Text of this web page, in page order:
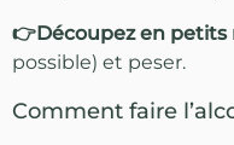
👉Découpez en petits
possible) et peser.
Comment faire